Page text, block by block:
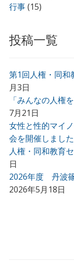
行事(15)
投稿一覧
第1回人権・同和
月3日
「みんなの人権
7月21日
女性と性的マイ
会を開催しました
人権・同和教育
日
2026年度 丹波
2026年5月18日